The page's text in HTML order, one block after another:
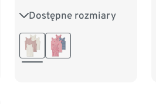
Dostępne rozmiary
86/92 98/104
110/116